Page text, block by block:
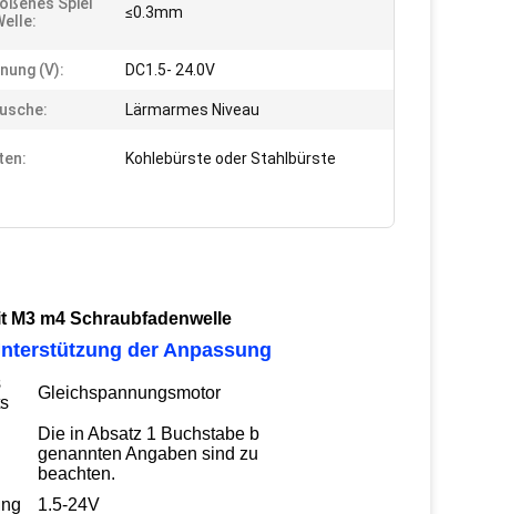
≤0.3mm
(V): DC1.5- 24.0V
Lärmarmes Niveau
Kohlebürste oder Stahlbürste
M3 m4 Schraubfadenwelle
der Anpassung
Gleichspannungsmotor
Die in Absatz 1 Buchstabe b
genannten Angaben sind zu
beachten.
1.5-24V